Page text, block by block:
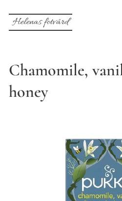
Helenas fotvård
Chamomile,
honey